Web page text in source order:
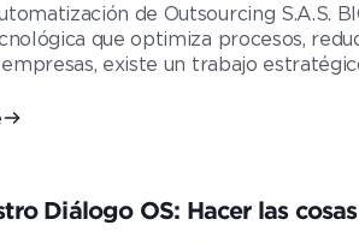
de Outsourcing S.A.S.
que optimiza procesos,
existe un trabajo
Diálogo OS: Hacer las